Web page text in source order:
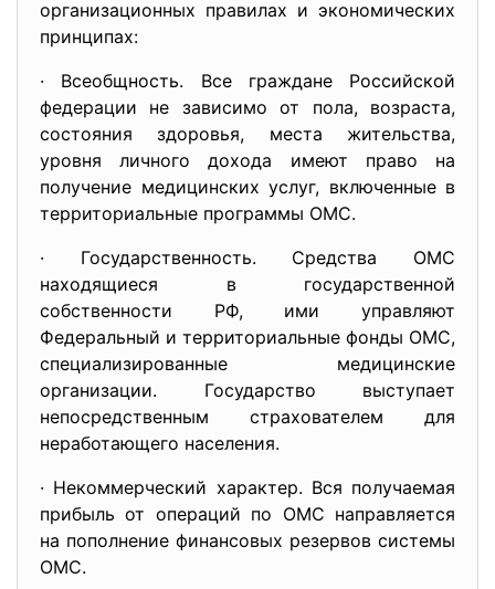
организационных правилах и экономических
принципах:
· Всеобщность. Все граждане Российской
федерации не зависимо от пола, возраста,
состояния здоровья, места жительства,
уровня личного дохода имеют право на
получение медицинских услуг, включенные в
территориальные программы ОМС.
· Государственность. Средства ОМС
находящиеся в государственной
собственности РФ, ими управляют
Федеральный и территориальные фонды ОМС,
специализированные медицинские
организации. Государство выступает
непосредственным страхователем для
неработающего населения.
· Некоммерческий характер. Вся получаемая
прибыль от операций по ОМС направляется
на пополнение финансовых резервов системы
ОМС.